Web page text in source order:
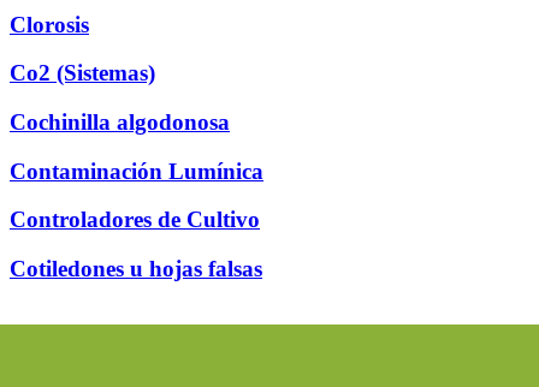
Clorosis
Co2 (Sistemas)
Cochinilla algodonosa
Contaminación Lumínica
Controladores de Cultivo
Cotiledones u hojas falsas